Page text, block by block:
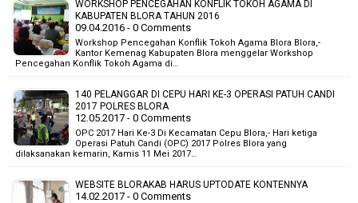
WORKSHOP PENCEGAHAN KONFLIK TOKOH AGAMA DI
KABUPATEN BLORA TAHUN 2016
09.04.2016 - 0 Comments
Workshop Pencegahan Konflik Tokoh Agama Blora Blora,-
Kantor Kemenag Kabupaten Blora menggelar Workshop
Pencegahan Konflik Tokoh Agama di…
140 PELANGGAR DI CEPU HARI KE-3 OPERASI PATUH CANDI
2017 POLRES BLORA
12.05.2017 - 0 Comments
OPC 2017 Hari Ke-3 Di Kecamatan Cepu Blora,- Hari ketiga
Operasi Patuh Candi (OPC) 2017 Polres Blora yang
dilaksanakan kemarin, Kamis 11 Mei 2017…
WEBSITE BLORAKAB HARUS UPTODATE KONTENNYA
14.02.2017 - 0 Comments